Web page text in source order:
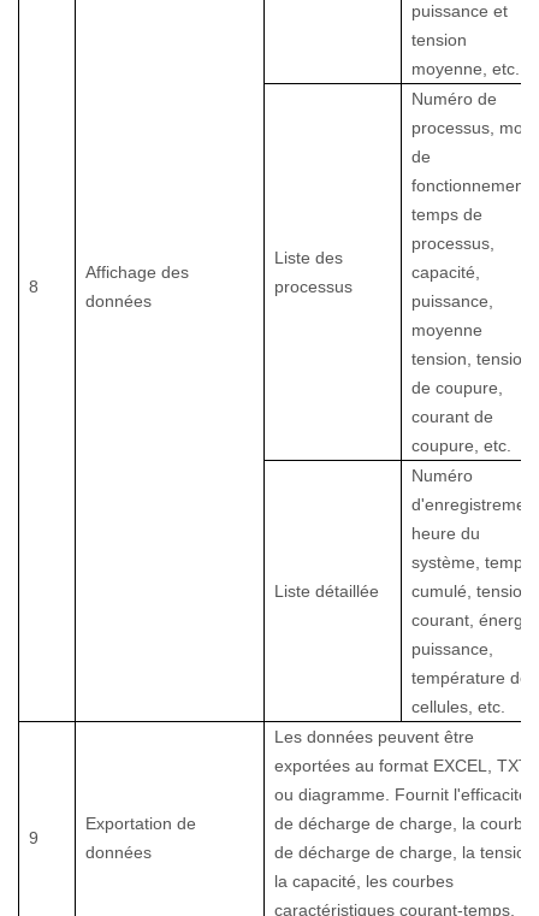
8
Affichage des
données
puissance et
tension
moyenne, etc.
Liste des
processus
Numéro de
processus,
de
fonctionnement,
temps de
processus,
capacité,
puissance,
moyenne
tension, tension
de coupure,
courant de
coupure, etc.
Liste détaillée
Numéro
heure du
système, temps
cumulé, tension,
courant,
puissance,
température des
cellules, etc.
9
Exportation de
données
Les données peuvent être
exportées au format EXCEL, TXT
ou diagramme. Fournit l'efficacité
de décharge de charge, la courbe
de décharge de charge, la tension,
la capacité, les courbes
caractéristiques courant-temps,